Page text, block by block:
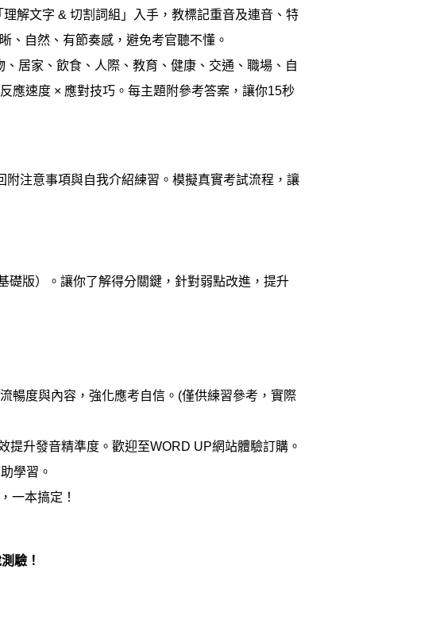
解文字 & 切割詞組」入手，教標記重音及連音、特
、自然、有節奏感，避免考官聽不懂。
居家、飲食、人際、教育、健康、交通、職場、自
應速度 × 應對技巧。每主題附參考答案，讓你15秒
注意事項與自我介紹練習。模擬真實考試流程，讓
礎版）。讓你了解得分關鍵，針對弱點改進，提升
暢度與內容，強化應考自信。(僅供練習參考，實際
升發音精準度。歡迎至WORD UP網站體驗訂購。
學習。
一本搞定！
驗！